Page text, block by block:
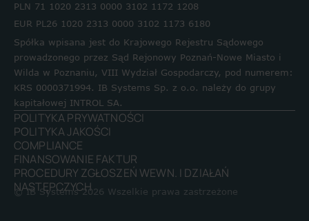
PLN 71 1020 2313 0000 3102 1172 1208
EUR PL26 1020 2313 0000 3102 1173 6180
Spółka wpisana jest do Krajowego Rejestru Sądowego
prowadzonego przez Sąd Rejonowy Poznań-Nowe Miasto i
Wilda w Poznaniu, VIII Wydział Gospodarczy, pod numerem:
KRS 0000371994. IB Systems Sp. z o.o. należy do grupy
kapitałowej INTROL SA.
POLITYKA PRYWATNOŚCI
POLITYKA JAKOŚCI
COMPLIANCE
FINANSOWANIE FAKTUR
PROCEDURY ZGŁOSZEŃ WEWN. I DZIAŁAŃ
NASTĘPCZYCH
© IB Systems 2026 Wszelkie prawa zastrzeżone